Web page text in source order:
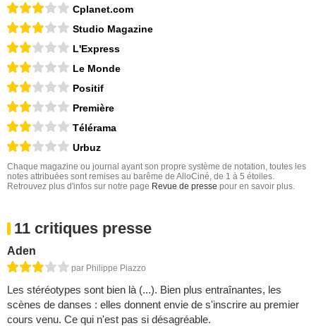
Cplanet.com
Studio Magazine
L'Express
Le Monde
Positif
Première
Télérama
Urbuz
Chaque magazine ou journal ayant son propre système de notation, toutes les
notes attribuées sont remises au barême de AlloCiné, de 1 à 5 étoiles.
Retrouvez plus d'infos sur notre page Revue de presse pour en savoir plus.
11 critiques presse
Aden
par Philippe Piazzo
Les stéréotypes sont bien là (...). Bien plus entraînantes, les
scènes de danses : elles donnent envie de s'inscrire au premier
cours venu. Ce qui n'est pas si désagréable.